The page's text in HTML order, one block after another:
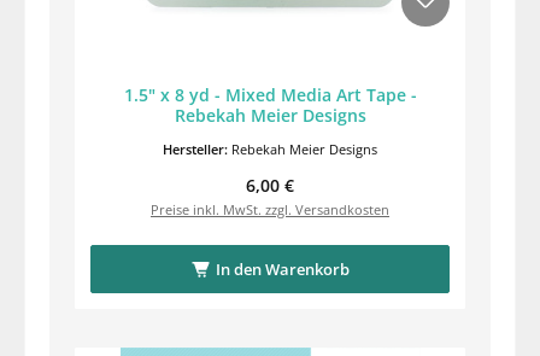
1.5" x 8 yd - Mixed Media Art Tape -
Rebekah Meier Designs
Hersteller: Rebekah Meier Designs
Regulärer Preis:
6,00 €
Preise inkl. MwSt. zzgl. Versandkosten
In den Warenkorb